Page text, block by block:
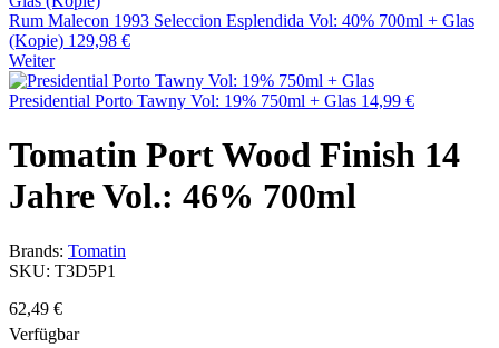
Rum Malecon 1993 Seleccion Esplendida Vol: 40% 700ml + Glas
(Kopie) 129,98 €
Weiter
Presidential Porto Tawny Vol: 19% 750ml + Glas 14,99 €
Tomatin Port Wood Finish 14
Jahre Vol.: 46% 700ml
Brands: Tomatin
SKU: T3D5P1
62,49 €
Verfügbar